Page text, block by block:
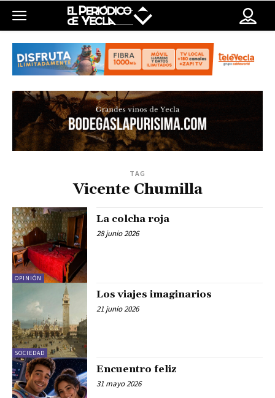
TAG
Vicente Chumilla
OPINIÓN
La colcha roja
28 junio 2026
SOCIEDAD
Los viajes imaginarios
21 junio 2026
Encuentro feliz
31 mayo 2026